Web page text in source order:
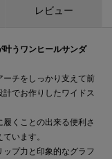
レビュー
叶うワンヒールサンダ
ーチをしっかり支えて前
でお作りしたワイドス
くことの出来る便利さ
います。
プ力と印象的なグラフ